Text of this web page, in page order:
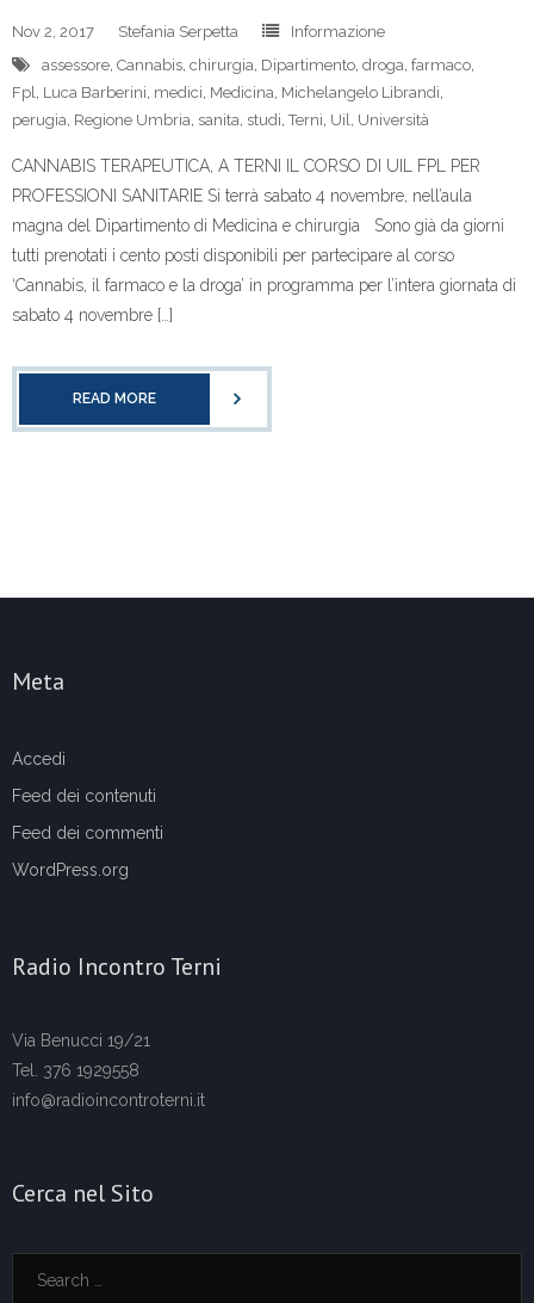
Nov 2, 2017 Stefania Serpetta
Informazione
assessore, Cannabis, chirurgia, Dipartimento, droga, farmaco,
Fpl, Luca Barberini, medici, Medicina, Michelangelo Librandi,
perugia, Regione Umbria, sanita, studi,Terni, Uil, Università
CANNABIS TERAPEUTICA, A TERNI IL CORSO DI UIL FPL PER
PROFESSIONI SANITARIE Si terrà sabato 4 novembre, nell’aula
magna del Dipartimento di Medicina e chirurgia Sono già da giorni
tutti prenotati i cento posti disponibili per partecipare al corso
‘Cannabis, il farmaco e la droga’ in programma per l’intera giornata di
sabato 4 novembre […]
READ MORE
Meta
Accedi
Feed dei contenuti
Feed dei commenti
WordPress.org
Radio Incontro Terni
Via Benucci 19/21
Tel. 376 1929558
info@radioincontroterni.it
Cerca nel Sito